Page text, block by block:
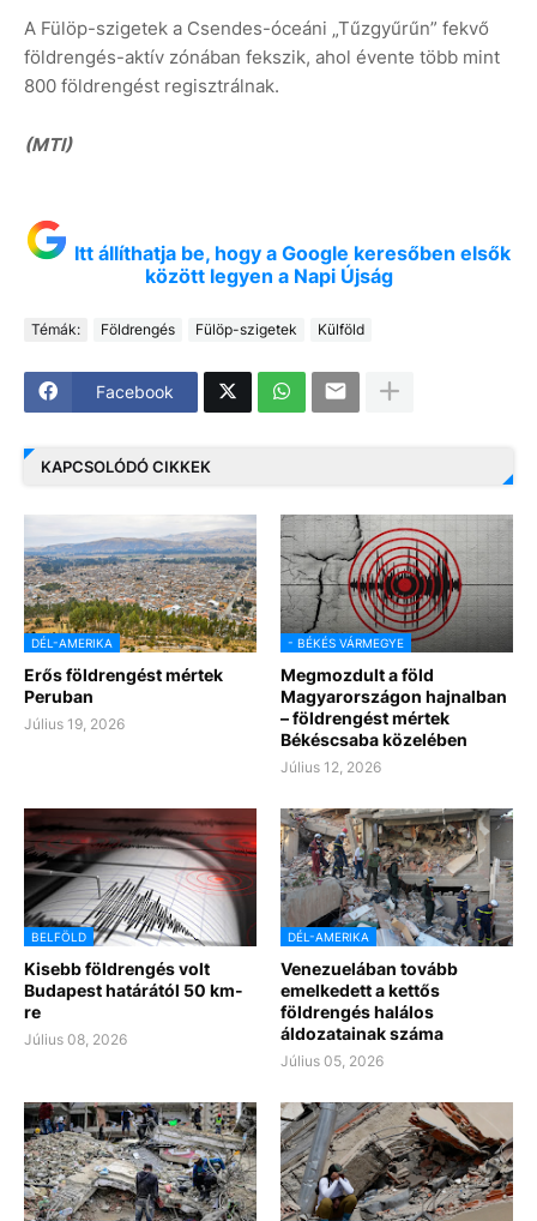
A Fülöp-szigetek a Csendes-óceáni „Tűzgyűrűn” fekvő
földrengés-aktív zónában fekszik, ahol évente több mint
800 földrengést regisztrálnak.
(MTI)
Itt állíthatja be, hogy a Google keresőben elsők
között legyen a Napi Újság
Témák: Földrengés Fülöp-szigetek Külföld
Facebook
KAPCSOLÓDÓ CIKKEK
DÉL-AMERIKA
Erős földrengést mértek
Peruban
Július 19, 2026
- BÉKÉS VÁRMEGYE
Megmozdult a föld
Magyarországon hajnalban
– földrengést mértek
Békéscsaba közelében
Július 12, 2026
BELFÖLD
Kisebb földrengés volt
Budapest határától 50 km-
re
Július 08, 2026
DÉL-AMERIKA
Venezuelában tovább
emelkedett a kettős
földrengés halálos
áldozatainak száma
Július 05, 2026